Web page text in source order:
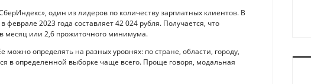
один из лидеров по количеству зарплатных клиентов. В
2023 года составляет 42 024 рубля. Получается, что
месяц или 2,6 прожиточного минимума.
определять на разных уровнях: по стране, области, городу,
в определенной выборке чаще всего. Проще говоря, модальная